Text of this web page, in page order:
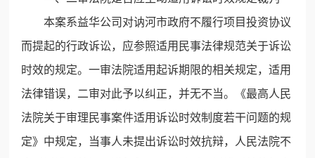
本案系益华公司对讷河市政府不履行项目投资协议
而提起的行政诉讼，应参照适用民事法律规范关于诉讼
时效的规定。一审法院适用起诉期限的相关规定，适用
法律错误，二审对此予以纠正，并无不当。《最高人民
法院关于审理民事案件适用诉讼时效制度若干问题的规
定》中规定，当事人未提出诉讼时效抗辩，人民法院不